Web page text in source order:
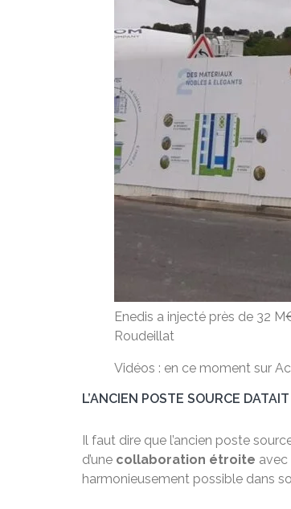
Enedis a injecté près de 32
Roudeillat
Vidéos : en ce moment sur
L’ANCIEN POSTE SOURCE
Il faut dire que l’ancien poste
d’une collaboration étroite avec
harmonieusement possible dans